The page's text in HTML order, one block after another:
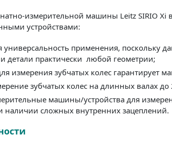
измерительной машины Leitz SIRIO Xi
устройствами:
применения, поскольку
детали практически любой геометрии;
измерения зубчатых колес
зубчатых колес на длинных валах
машины/устройства для
наличии сложных внутренних зацеплений.